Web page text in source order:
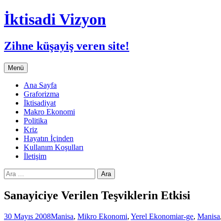
İktisadi Vizyon
Zihne küşayiş veren site!
Menü İçeriğe
atla
Ana Sayfa
Graforizma
İktisadiyat
Makro Ekonomi
Politika
Kriz
Hayatın İçinden
Kullanım Koşulları
İletişim
Arama:
Sanayiciye Verilen Teşviklerin Etkisi
30 Mayıs 2008Manisa, Mikro Ekonomi, Yerel Ekonomiar-ge, Manisa,